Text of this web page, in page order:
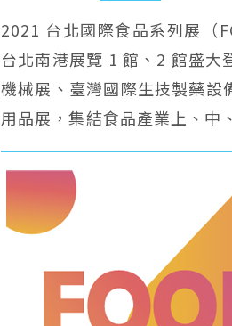
2021 台北國際食品系列展
台北南港展覽 1 館、2 館盛
機械展、臺灣國際生技製藥設
用品展，集結食品產業上、中